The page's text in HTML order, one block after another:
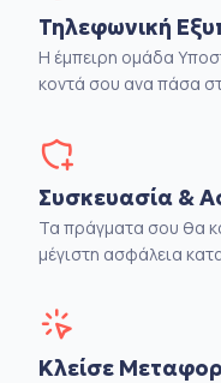
Τηλεφωνική
Η έμπειρη ομάδα
κοντά σου ανα πάσα
Συσκευασία &
Τα πράγματα σου θα
μέγιστη ασφάλεια
Κλείσε